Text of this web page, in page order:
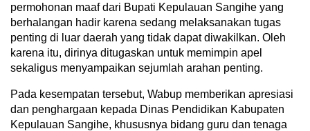
permohonan maaf dari Bupati Kepulauan Sangihe yang
berhalangan hadir karena sedang melaksanakan tugas
penting di luar daerah yang tidak dapat diwakilkan. Oleh
karena itu, dirinya ditugaskan untuk memimpin apel
sekaligus menyampaikan sejumlah arahan penting.
Pada kesempatan tersebut, Wabup memberikan apresiasi
dan penghargaan kepada Dinas Pendidikan Kabupaten
Kepulauan Sangihe, khususnya bidang guru dan tenaga